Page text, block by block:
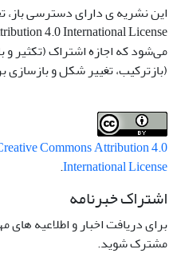
این نشریه ی دارای دسترسی باز،
می‌شود که اجازه اشتراک (تکثیر و
(بازترکیب، تغییر شکل و
Commons Attribution 4.0
International License
.
اشتراک خبرنامه
برای دریافت اخبار و اطلاعیه
مشترک شوید.